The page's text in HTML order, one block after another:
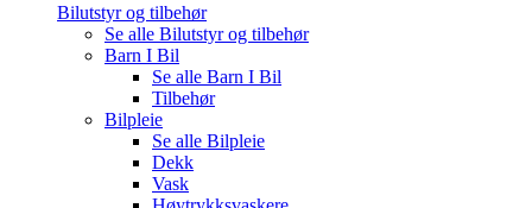
Bilutstyr og tilbehør
Se alle Bilutstyr og tilbehør
Barn I Bil
Se alle Barn I Bil
Tilbehør
Bilpleie
Se alle Bilpleie
Dekk
Vask